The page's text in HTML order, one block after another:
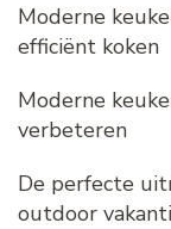
Moderne
efficiënt koken
Moderne
verbeteren
De perfecte
outdoor